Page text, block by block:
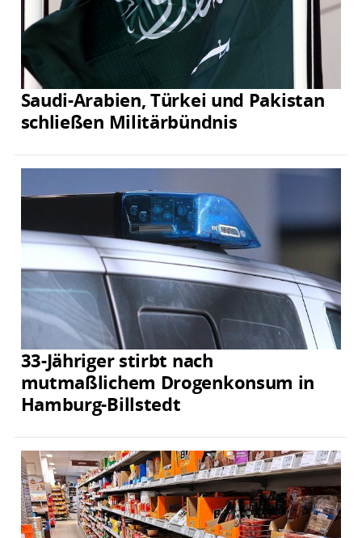
Saudi-Arabien, Türkei und Pakistan
schließen Militärbündnis
33-Jähriger stirbt nach
mutmaßlichem Drogenkonsum in
Hamburg-Billstedt